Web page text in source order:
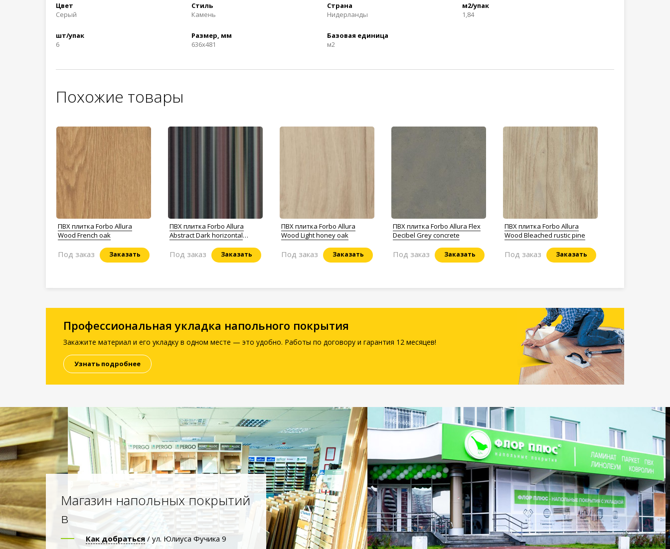
Цвет
Серый
Стиль
Камень
Страна
Нидерланды
м2/упак
1,84
шт/упак
6
Размер, мм
636x481
Базовая единица
м2
Похожие товары
ПВХ плитка Forbo Allura
Wood French oak
Заказать
Под заказ
ПВХ плитка Forbo Allura
Abstract Dark horizontal
Заказать
Под заказ
ПВХ плитка Forbo Allura
Wood Light honey oak
Заказать
Под заказ
ПВХ плитка Forbo Allura Flex
Decibel Grey concrete
Заказать
Под заказ
ПВХ плитка Forbo Allura
Wood Bleached rustic pine
Заказать
Под заказ
Профессиональная укладка напольного покрытия
Закажите материал и его укладку в одном месте — это удобно. Работы по договору и гарантия 12 месяцев!
Узнать подробнее
Магазин напольных покрытий
в
Как добраться / ул. Юлиуса Фучика 9